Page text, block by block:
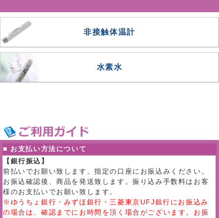
非接触体温計
水素水
■ お支払い方法について
【銀行振込】
前払いでお願い致します。指定の口座にお振込みください。
お振込確認後、商品を発送致します。振り込み手数料はお客
様のお支払いでお願い致します。
※ゆうちょ銀行・みずほ銀行・三菱東京UFJ銀行にお振込み
の場合は、確認までにお時間を頂く場合がございます。お振